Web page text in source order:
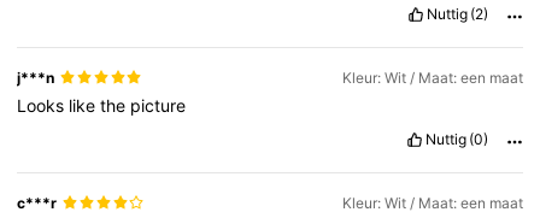
Nuttig (2)
j***n Kleur: Wit / Maat: een maat
Looks likethe picture
Nuttig (0)
c***r Kleur: Wit / Maat: een maat